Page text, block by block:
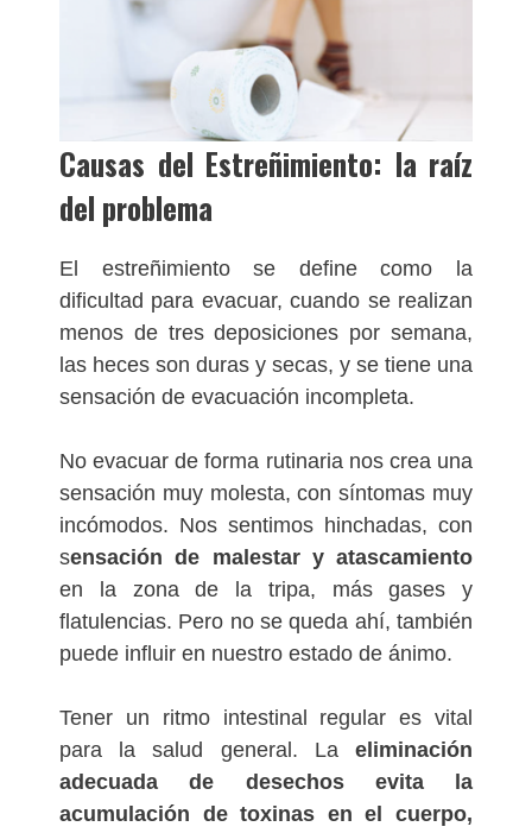
Causas del Estreñimiento: la raíz
del problema
El estreñimiento se define como la
dificultad para evacuar, cuando se realizan
menos de tres deposiciones por semana,
las heces son duras y secas, y se tiene una
sensación de evacuación incompleta.
No evacuar de forma rutinaria nos crea una
sensación muy molesta, con síntomas muy
incómodos. Nos sentimos hinchadas, con
sensación de malestar y atascamiento
en la zona de la tripa, más gases y
flatulencias. Pero no se queda ahí, también
puede influir en nuestro estado de ánimo.
Tener un ritmo intestinal regular es vital
para la salud general. La eliminación
adecuada de desechos evita la
acumulación de toxinas en el cuerpo,